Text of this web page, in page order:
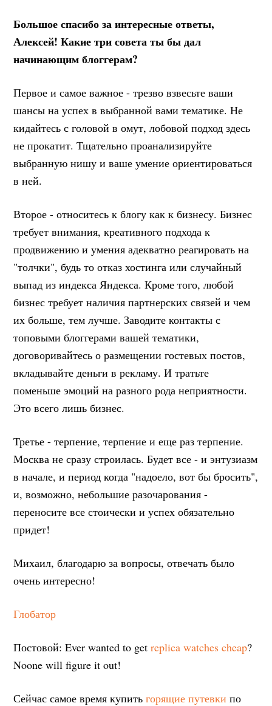
Большое спасибо за интересные ответы,
Алексей! Какие три совета ты бы дал
начинающим блоггерам?
Первое и самое важное - трезво взвесьте ваши
шансы на успех в выбранной вами тематике. Не
кидайтесь с головой в омут, лобовой подход здесь
не прокатит. Тщательно проанализируйте
выбранную нишу и ваше умение ориентироваться
в ней.
Второе - относитесь к блогу как к бизнесу. Бизнес
требует внимания, креативного подхода к
продвижению и умения адекватно реагировать на
"толчки", будь то отказ хостинга или случайный
выпад из индекса Яндекса. Кроме того, любой
бизнес требует наличия партнерских связей и чем
их больше, тем лучше. Заводите контакты с
топовыми блоггерами вашей тематики,
договоривайтесь о размещении гостевых постов,
вкладывайте деньги в рекламу. И тратьте
поменьше эмоций на разного рода неприятности.
Это всего лишь бизнес.
Третье - терпение, терпение и еще раз терпение.
Москва не сразу строилась. Будет все - и энтузиазм
в начале, и период когда "надоело, вот бы бросить",
и, возможно, небольшие разочарования -
переносите все стоически и успех обязательно
придет!
Михаил, благодарю за вопросы, отвечать было
очень интересно!
Глобатор
Постовой: Ever wanted to getreplica watches cheap?
Noone will figure it out!
Сейчас самое время купитьгорящие путевки по